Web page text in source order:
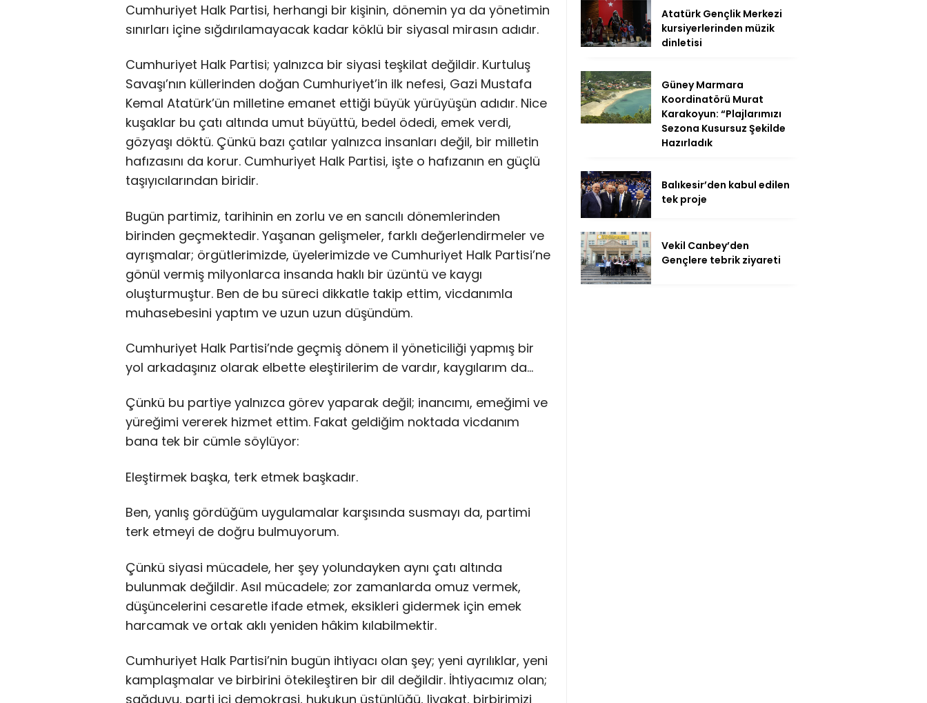
Cumhuriyet Halk Partisi, herhangi bir kişinin, dönemin ya da yönetimin
sınırları içine sığdırılamayacak kadar köklü bir siyasal mirasın adıdır.
Cumhuriyet Halk Partisi; yalnızca bir siyasi teşkilat değildir. Kurtuluş
Savaşı’nın küllerinden doğan Cumhuriyet’in ilk nefesi, Gazi Mustafa
Kemal Atatürk’ün milletine emanet ettiği büyük yürüyüşün adıdır. Nice
kuşaklar bu çatı altında umut büyüttü, bedel ödedi, emek verdi,
gözyaşı döktü. Çünkü bazı çatılar yalnızca insanları değil, bir milletin
hafızasını da korur. Cumhuriyet Halk Partisi, işte o hafızanın en güçlü
taşıyıcılarından biridir.
Bugün partimiz, tarihinin en zorlu ve en sancılı dönemlerinden
birinden geçmektedir. Yaşanan gelişmeler, farklı değerlendirmeler ve
ayrışmalar; örgütlerimizde, üyelerimizde ve Cumhuriyet Halk Partisi’ne
gönül vermiş milyonlarca insanda haklı bir üzüntü ve kaygı
oluşturmuştur. Ben de bu süreci dikkatle takip ettim, vicdanımla
muhasebesini yaptım ve uzun uzun düşündüm.
Cumhuriyet Halk Partisi’nde geçmiş dönem il yöneticiliği yapmış bir
yol arkadaşınız olarak elbette eleştirilerim de vardır, kaygılarım da…
Çünkü bu partiye yalnızca görev yaparak değil; inancımı, emeğimi ve
yüreğimi vererek hizmet ettim. Fakat geldiğim noktada vicdanım
bana tek bir cümle söylüyor:
Eleştirmek başka, terk etmek başkadır.
Ben, yanlış gördüğüm uygulamalar karşısında susmayı da, partimi
terk etmeyi de doğru bulmuyorum.
Çünkü siyasi mücadele, her şey yolundayken aynı çatı altında
bulunmak değildir. Asıl mücadele; zor zamanlarda omuz vermek,
düşüncelerini cesaretle ifade etmek, eksikleri gidermek için emek
harcamak ve ortak aklı yeniden hâkim kılabilmektir.
Cumhuriyet Halk Partisi’nin bugün ihtiyacı olan şey; yeni ayrılıklar, yeni
kamplaşmalar ve birbirini ötekileştiren bir dil değildir. İhtiyacımız olan;
sağduyu, parti içi demokrasi, hukukun üstünlüğü, liyakat, birbirimizi
Atatürk Gençlik Merkezi
kursiyerlerinden müzik
dinletisi
Güney Marmara
Koordinatörü Murat
Karakoyun: “Plajlarımızı
Sezona Kusursuz Şekilde
Hazırladık
Balıkesir’den kabul edilen
tek proje
Vekil Canbey’den
Gençlere tebrik ziyareti